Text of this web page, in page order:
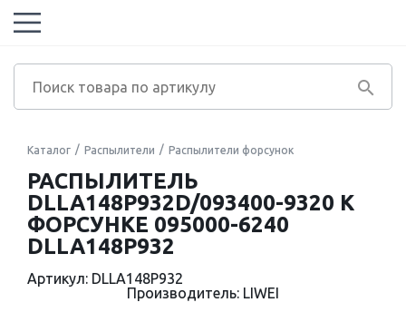
Каталог Распылители Распылители форсунок
РАСПЫЛИТЕЛЬ
DLLA148P932D/093400-9320 К
ФОРСУНКЕ 095000-6240
DLLA148P932
Артикул: DLLA148P932
Производитель: LIWEI